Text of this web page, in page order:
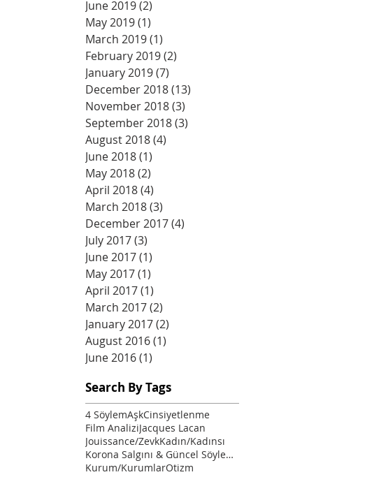
June 2019(2)
May 2019(1)
March 2019(1)
February 2019(2)
January 2019(7)
December 2018(13)
November 2018(3)
September 2018(3)
August 2018(4)
June 2018(1)
May 2018(2)
April 2018(4)
March 2018(3)
December 2017(4)
July 2017(3)
June 2017(1)
May 2017(1)
April 2017(1)
March 2017(2)
January 2017(2)
August 2016(1)
June 2016(1)
Search By Tags
4 SöylemAşkCinsiyetlenme
Film AnaliziJacques Lacan
Jouissance/ZevkKadın/Kadınsı
Korona Salgını & Güncel Söylemler
Kurum/KurumlarOtizm